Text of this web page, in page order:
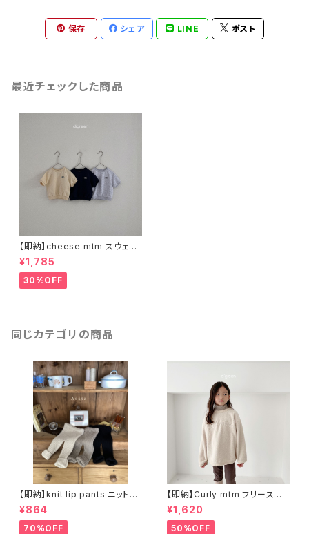
保存 シェア LINE ポスト
最近チェックした商品
【即納】cheese mtm スウェッ
トTシャツ
¥1,785
30%OFF
同じカテゴリの商品
【即納】knit lip pants ニットパ
ンツ
¥864
70%OFF
【即納】Curly mtm フリースス
ウェット
¥1,620
50%OFF